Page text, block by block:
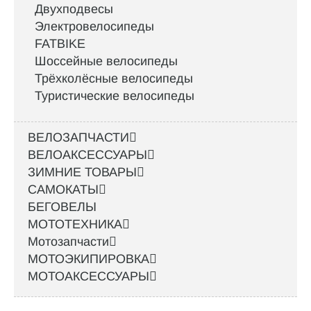
Двухподвесы
Электровелосипеды
FATBIKE
Шоссейные велосипеды
Трёхколёсные велосипеды
Туристические велосипеды
ВЕЛОЗАПЧАСТИ
ВЕЛОАКСЕССУАРЫ
ЗИМНИЕ ТОВАРЫ
САМОКАТЫ
БЕГОВЕЛЫ
МОТОТЕХНИКА
Мотозапчасти
МОТОЭКИПИРОВКА
МОТОАКСЕССУАРЫ